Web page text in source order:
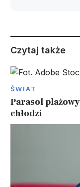
Czytaj także
ŚWIAT
Parasol
chłodzi